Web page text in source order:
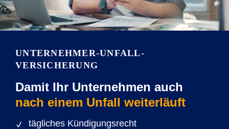
UNTERNEHMER-UNFALL­
VERSICHERUNG
Damit Ihr Unternehmen auch
nach einem Unfall weiterläuft
tägliches Kündigungsrecht